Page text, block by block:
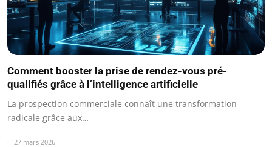
Comment booster la prise de rendez-vous pré-
qualifiés grâce à l’intelligence artificielle
La prospection commerciale connaît une transformation
radicale grâce aux…
27 mars 2026